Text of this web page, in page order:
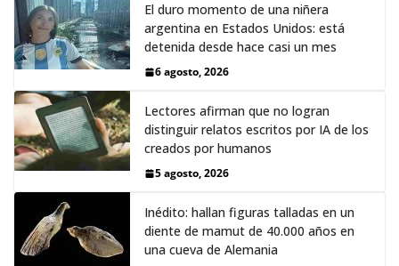
El duro momento de una niñera
argentina en Estados Unidos: está
detenida desde hace casi un mes
6 agosto, 2026
Lectores afirman que no logran
distinguir relatos escritos por IA de los
creados por humanos
5 agosto, 2026
Inédito: hallan figuras talladas en un
diente de mamut de 40.000 años en
una cueva de Alemania